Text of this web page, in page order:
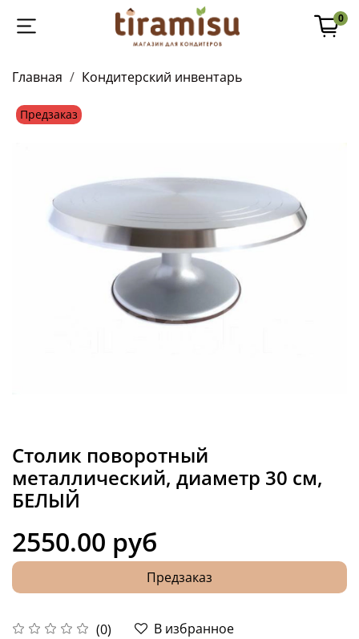
0
Главная Кондитерский инвентарь
Предзаказ
Столик поворотный
металлический, диаметр 30 см,
БЕЛЫЙ
(0) В избранное
2550.00 руб
Предзаказ